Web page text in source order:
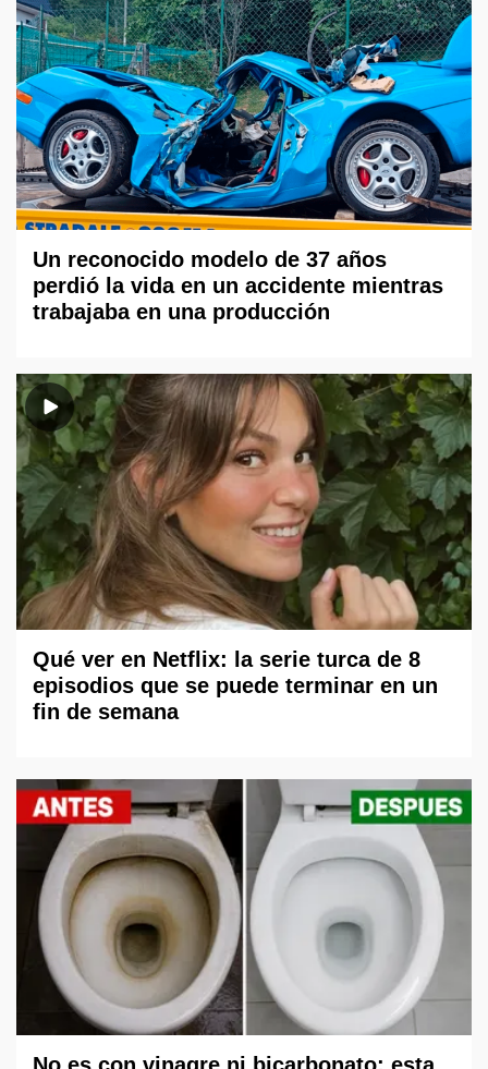
Un reconocido modelo de 37 años
perdió la vida en un accidente mientras
trabajaba en una producción
Qué ver en Netflix: la serie turca de 8
episodios que se puede terminar en un
fin de semana